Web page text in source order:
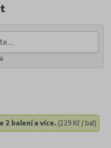
2 balení a více. (229 Kč / bal)